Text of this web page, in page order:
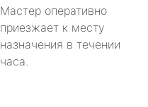
Мастер оперативно
приезжает к месту
назначения в течении
часа.